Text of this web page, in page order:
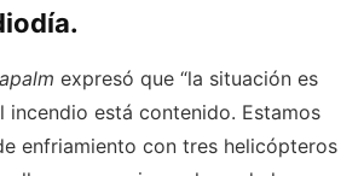
expresó que “la situación es
incendio está contenido. Estamos
enfriamiento con tres helicópteros